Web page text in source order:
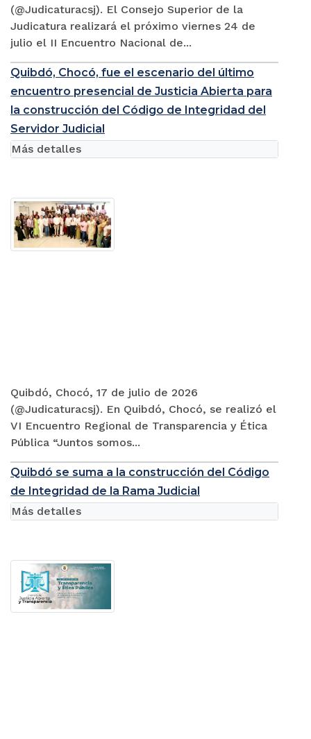
(@Judicaturacsj). El Consejo Superior de la
Judicatura realizará el próximo viernes 24 de
julio el II Encuentro Nacional de...
Quibdó, Chocó, fue el escenario del último
encuentro presencial de Justicia Abierta para
la construcción del Código de Integridad del
Servidor Judicial
Quibdó, Chocó, 17 de julio de 2026
(@Judicaturacsj). En Quibdó, Chocó, se realizó el
VI Encuentro Regional de Transparencia y Ética
Pública “Juntos somos...
Más detalles
Quibdó se suma a la construcción del Código
de Integridad de la Rama Judicial
Más detalles